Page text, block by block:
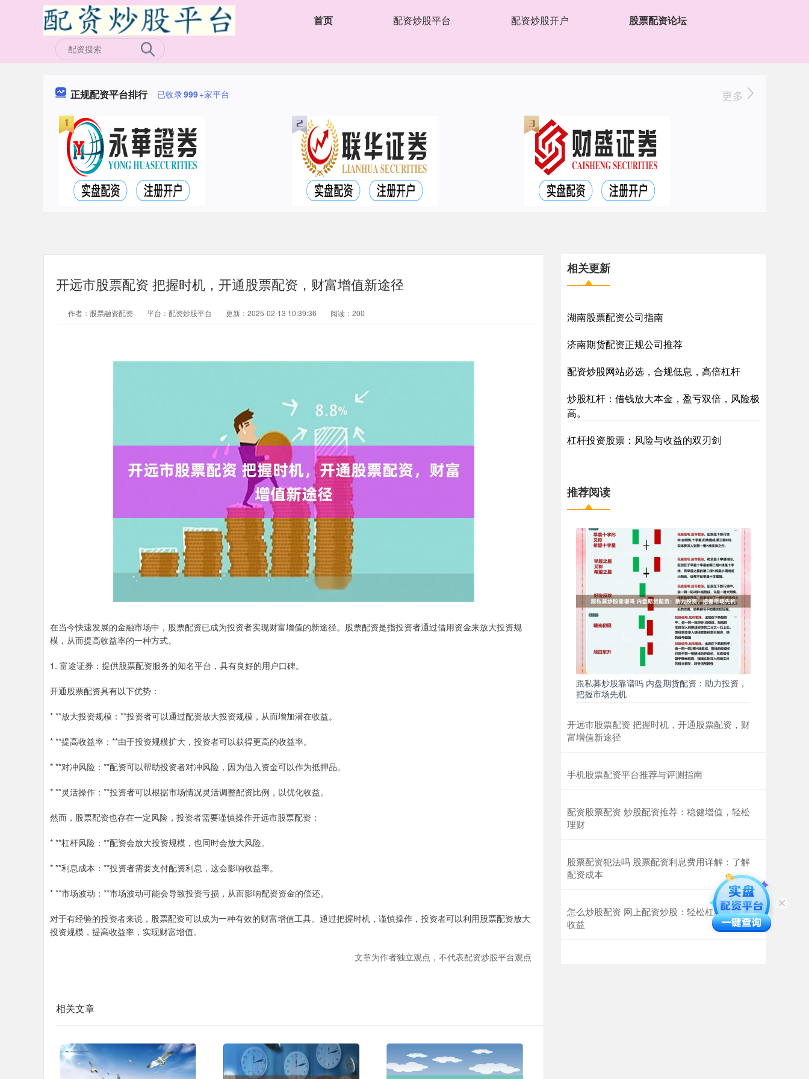
首页 配资炒股平台 配资炒股开户 股票配资论坛
正规配资平台排行 已收录999+家平台 更多
开远市股票配资 把握时机，开通股票配资，财富增值新途径
作者：股票融资配资 平台：配资炒股平台 更新：2025-02-13 10:39:36 阅读：200
在当今快速发展的金融市场中，股票配资已成为投资者实现财富增值的新途径。股票配资是指投资者通过借用资金来放大投资规
模，从而提高收益率的一种方式。
1. 富途证券：提供股票配资服务的知名平台，具有良好的用户口碑。
开通股票配资具有以下优势：
* **放大投资规模：**投资者可以通过配资放大投资规模，从而增加潜在收益。
* **提高收益率：**由于投资规模扩大，投资者可以获得更高的收益率。
* **对冲风险：**配资可以帮助投资者对冲风险，因为借入资金可以作为抵押品。
* **灵活操作：**投资者可以根据市场情况灵活调整配资比例，以优化收益。
然而，股票配资也存在一定风险，投资者需要谨慎操作开远市股票配资：
* **杠杆风险：**配资会放大投资规模，也同时会放大风险。
* **利息成本：**投资者需要支付配资利息，这会影响收益率。
* **市场波动：**市场波动可能会导致投资亏损，从而影响配资资金的偿还。
对于有经验的投资者来说，股票配资可以成为一种有效的财富增值工具。通过把握时机，谨慎操作，投资者可以利用股票配资放大
投资规模，提高收益率，实现财富增值。
文章为作者独立观点，不代表配资炒股平台观点
相关文章
相关更新
湖南股票配资公司指南
济南期货配资正规公司推荐
配资炒股网站必选，合规低息，高倍杠杆
炒股杠杆：借钱放大本金，盈亏双倍，风险极
高。
杠杆投资股票：风险与收益的双刃剑
推荐阅读
跟私募炒股靠谱吗 内盘期货配资：助力投资，
把握市场先机
开远市股票配资 把握时机，开通股票配资，财
富增值新途径
手机股票配资平台推荐与评测指南
配资股票配资 炒股配资推荐：稳健增值，轻松
理财
股票配资犯法吗 股票配资利息费用详解：了解
配资成本
怎么炒股配资 网上配资炒股：轻松杠杆，放大
收益